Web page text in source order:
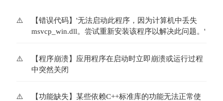
【错误代码】'无法启动此程序，因为计算机中丢失
msvcp_win.dll。尝试重新安装该程序以解决此问题。'
【程序崩溃】应用程序在启动时立即崩溃或运行过程
中突然关闭
【功能缺失】某些依赖C++标准库的功能无法正常使